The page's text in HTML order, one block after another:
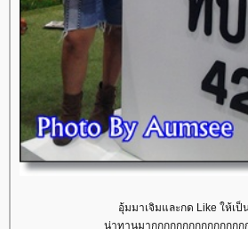
อุ้มมาเจิมและกด Like ให้เป็
น่าทานมากกกกกกกกกกกกกกก